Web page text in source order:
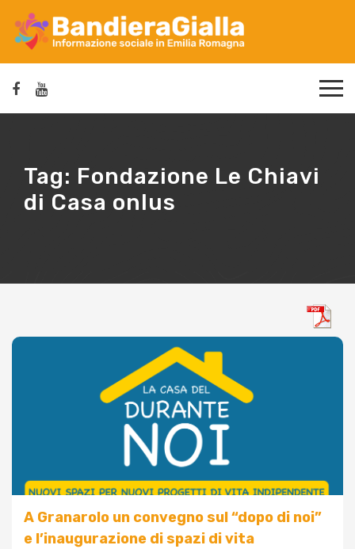
Tag: Fondazione Le Chiavi
di Casa onlus
A Granarolo un convegno sul “dopo di noi”
e l’inaugurazione di spazi di vita